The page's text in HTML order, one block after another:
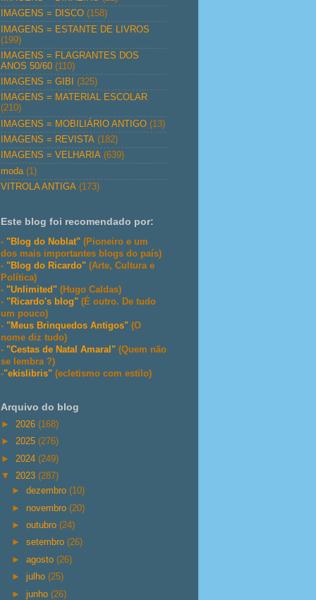
IMAGENS = DISCO (158)
IMAGENS = ESTANTE DE LIVROS
(199)
IMAGENS = FLAGRANTES DOS
ANOS 50/60 (110)
IMAGENS = GIBI
(325)
IMAGENS = MATERIAL ESCOLAR
(210)
IMAGENS = MOBILIÁRIO ANTIGO (13)
IMAGENS = REVISTA (182)
IMAGENS = VELHARIA (639)
moda (1)
VITROLA ANTIGA (173)
Este blog foi recomendado por:
- "Blog do Noblat" (Pioneiro e um
dos mais importantes blogs do país)
- "Blog do Ricardo" (Arte, Cultura e
Política)
- "Unlimited" (Hugo Caldas)
- "Ricardo's blog" (É outro. De tudo
um pouco)
- "Meus Brinquedos Antigos" (O
nome diz tudo)
- "Cestas de Natal Amaral" (Quem não
se lembra ?)
-"ekislibris" (ecletismo com estilo)
Arquivo do blog
► 2026 (168)
► 2025 (276)
► 2024 (249)
▼ 2023 (287)
►dezembro(10)
► novembro(20)
►outubro(24)
►setembro(26)
►agosto(26)
►julho(25)
►junho(26)